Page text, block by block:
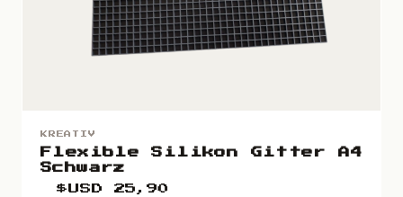
KREATIV
Flexible Silikon Gitter A4
Schwarz
$USD25,90